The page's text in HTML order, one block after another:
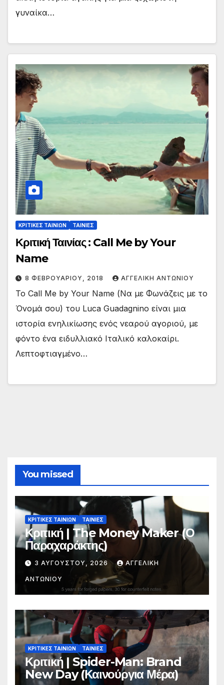
γυναίκα…
ΚΡΙΤΙΚΕΣ ΤΑΙΝΙΩΝ ΤΑΙΝΙΕΣ
Κριτική Ταινίας : Call Me by Your
Name
8 ΦΕΒΡΟΥΑΡΊΟΥ, 2018 ΑΓΓΕΛΙΚΉ ΑΝΤΩΝΊΟΥ
Το Call Me by Your Name (Να με Φωνάζεις με το
Όνομά σου) του Luca Guadagnino είναι μια
ιστορία ενηλικίωσης ενός νεαρού αγοριού, με
φόντο ένα ειδυλλιακό Ιταλικό καλοκαίρι.
Λεπτοφτιαγμένο…
You missed
ΚΡΙΤΙΚΕΣ ΤΑΙΝΙΩΝ ΤΑΙΝΙΕΣ
Κριτική | The Money Maker (Ο
Παραχαράκτης)
3 ΑΥΓΟΎΣΤΟΥ, 2026 ΑΓΓΕΛΙΚΉ
ΑΝΤΩΝΊΟΥ
ΚΡΙΤΙΚΕΣ ΤΑΙΝΙΩΝ ΤΑΙΝΙΕΣ
Κριτική | Spider-Man: Brand
New Day (Καινούργια Μέρα)